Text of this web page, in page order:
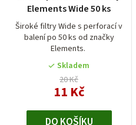
Elements Wide 50 ks
Široké filtry Wide s perforací v
balení po 50 ks od značky
Elements.
produktu
je
5,0
z
5
hvězdiček.
Skladem
20 Kč
11 Kč
DO KOŠÍKU